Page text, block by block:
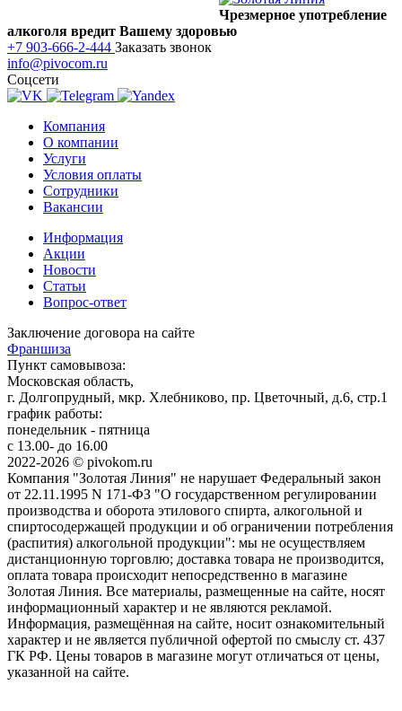
Чрезмерное употребление
алкоголя вредит Вашему здоровью
+7 903-666-2-444 Заказать звонок
info@pivocom.ru
Соцсети
Компания
О компании
Услуги
Условия оплаты
Сотрудники
Вакансии
Информация
Акции
Новости
Статьи
Вопрос-ответ
Заключение договора на сайте
Франшиза
Пункт самовывоза:
Московская область,
г. Долгопрудный, мкр. Хлебниково, пр. Цветочный, д.6, стр.1
график работы:
понедельник - пятница
с 13.00- до 16.00
2022-2026 © pivokom.ru
Компания "Золотая Линия" не нарушает Федеральный закон
от 22.11.1995 N 171-ФЗ "О государственном регулировании
производства и оборота этилового спирта, алкогольной и
спиртосодержащей продукции и об ограничении потребления
(распития) алкогольной продукции": мы не осуществляем
дистанционную торговлю; доставка товара не производится,
оплата товара происходит непосредственно в магазине
Золотая Линия. Все материалы, размещенные на сайте, носят
информационный характер и не являются рекламой.
Информация, размещённая на сайте, носит ознакомительный
характер и не является публичной офертой по смыслу ст. 437
ГК РФ. Цены товаров в магазине могут отличаться от цены,
указанной на сайте.